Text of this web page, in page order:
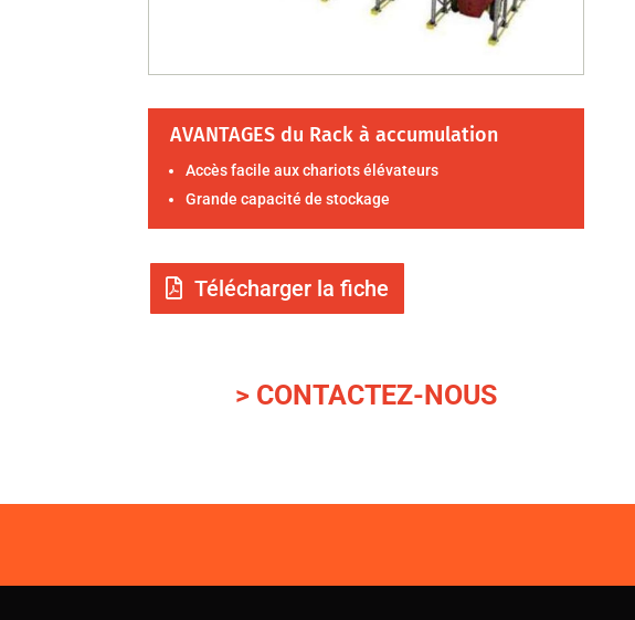
AVANTAGES du Rack à accumulation
Accès facile aux chariots élévateurs
Grande capacité de stockage
Télécharger la fiche
> CONTACTEZ-NOUS